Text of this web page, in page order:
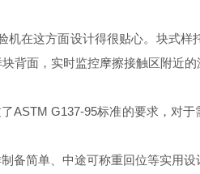
在这方面设计得很贴心。块式样
背面，实时监控摩擦接触区附近的
G137-95标准的要求，对
简单、中途可称重回位等实用